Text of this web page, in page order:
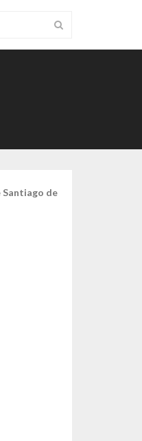
Santiago de